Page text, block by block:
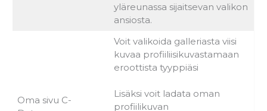
yläreunassa sijaitsevan valikon
ansiosta.
Oma sivu C-
Voit valikoida galleriasta viisi
kuvaa profiiliisikuvastamaan
eroottista tyyppiäsi
Lisäksi voit ladata oman
profiilikuvan